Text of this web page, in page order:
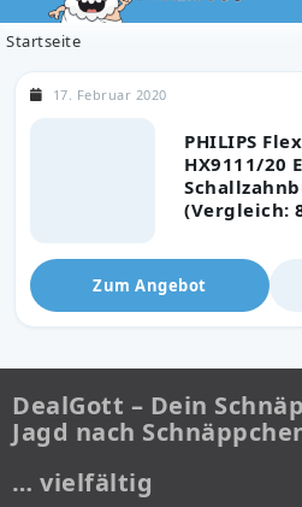
Startseite
PHILIPS
HX9111/20
(Vergleich:
17. Februar 2020
Zum Angebot
DealGott – Dein
Jagd nach
… vielfältig